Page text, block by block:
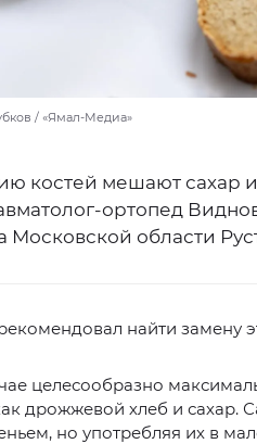
/ «Ямал-Медиа»
костей мешают сахар
ортопед
Московской области
найти замену
целесообразно
дрожжевой хлеб и сахар.
но употребляя их в